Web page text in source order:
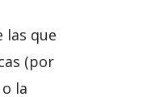
las que
(por
la